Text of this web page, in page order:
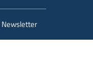
Newsletter